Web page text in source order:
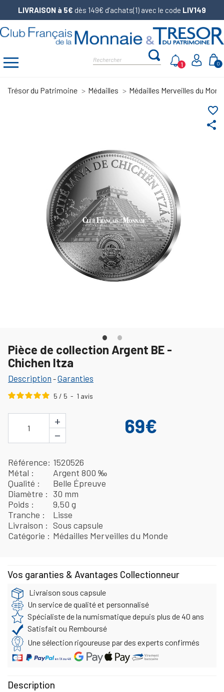
LIVRAISON à 5€ dès 149€ d’achats(1) avec le code LIV149
0
1
Trésor du Patrimoine Médailles Médailles Merveilles du
share
favorite_border
Pièce de collection Argent BE -
Chichen Itza
Description -Garanties
5 / 5 - 1 avis
1
+
−
69€
Référence 1520526
Métal
Argent 800 ‰
Qualité
Belle Épreuve
Diamètre
30 mm
Poids
9,50 g
Tranche
Lisse
Livraison
Sous capsule
Catégorie
Médailles Merveilles du Monde
Vos garanties & Avantages Collectionneur
Livraison sous capsule
Un service de qualité et personnalisé
Spécialiste de la numismatique depuis plus de 40 ans
Satisfait ou Remboursé
Une sélection rigoureuse par des experts confirmés
Description